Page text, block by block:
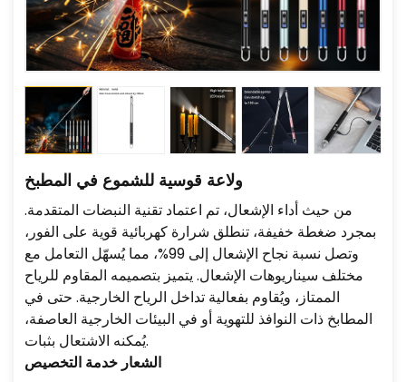
ولاعة قوسية للشموع في المطبخ
من حيث أداء الإشعال، تم اعتماد تقنية النبضات المتقدمة.
بمجرد ضغطة خفيفة، تنطلق شرارة كهربائية قوية على الفور،
وتصل نسبة نجاح الإشعال إلى 99%، مما يُسهّل التعامل مع
مختلف سيناريوهات الإشعال. يتميز بتصميمه المقاوم للرياح
الممتاز، ويُقاوم بفعالية تداخل الرياح الخارجية. حتى في
المطابخ ذات النوافذ للتهوية أو في البيئات الخارجية العاصفة،
يُمكنه الاشتعال بثبات.
الشعار خدمة التخصيص